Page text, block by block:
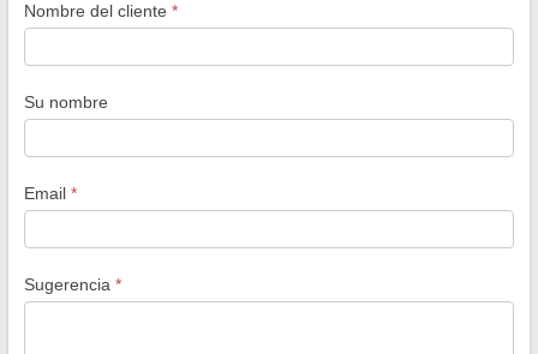
Nombre del cliente *
Su nombre
Email *
Sugerencia *